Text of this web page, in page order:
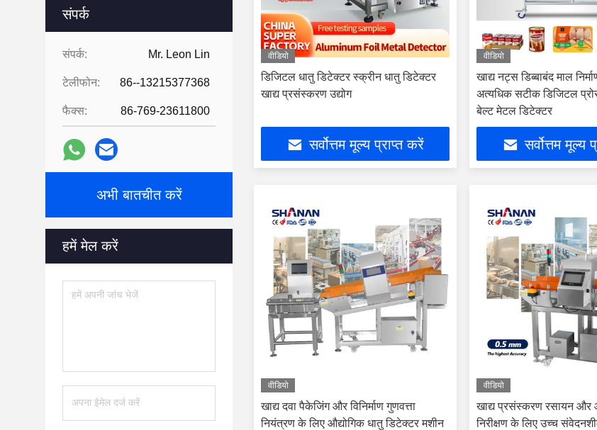
(41)
संपर्क
संपर्क: Mr. Leon Lin
टेलीफोन: 86--13215377368
फैक्स: 86-769-23611800
अभी बातचीत करें
हमें मेल करें
वीडियो
डिजिटल धातु डिटेक्टर स्क्रीन धातु डिटेक्टर
खाद्य प्रसंस्करण उद्योग
सर्वोत्तम मूल्य प्राप्त करें
वीडियो
खाद्य नट्स डिब्बाबंद माल
अत्यधिक सटीक डिजिटल
बेल्ट मेटल डिटेक्टर
सर्वोत्तम मूल्य
वीडियो
खाद्य दवा पैकेजिंग और विनिर्माण गुणवत्ता
नियंत्रण के लिए औद्योगिक धातु डिटेक्टर मशीन
वीडियो
खाद्य प्रसंस्करण रसायन और
निरीक्षण के लिए उच्च